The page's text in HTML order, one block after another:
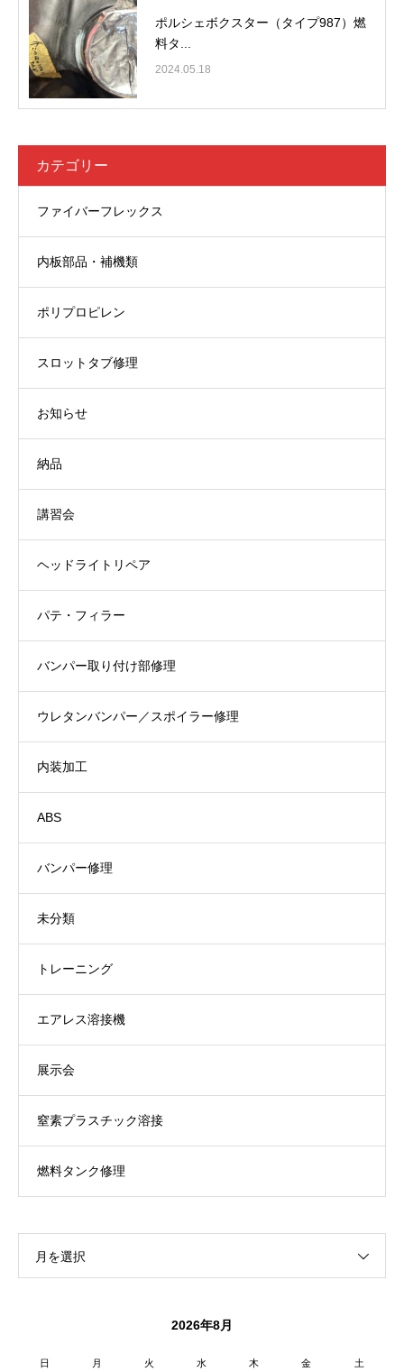
ポルシェボクスター（タイプ987）燃
料タ...
2024.05.18
カテゴリー
ファイバーフレックス
内板部品・補機類
ポリプロピレン
スロットタブ修理
お知らせ
納品
講習会
ヘッドライトリペア
パテ・フィラー
バンパー取り付け部修理
ウレタンバンパー／スポイラー修理
内装加工
ABS
バンパー修理
未分類
トレーニング
エアレス溶接機
展示会
窒素プラスチック溶接
燃料タンク修理
月を選択
2026年8月
日 月 火 水 木 金 土